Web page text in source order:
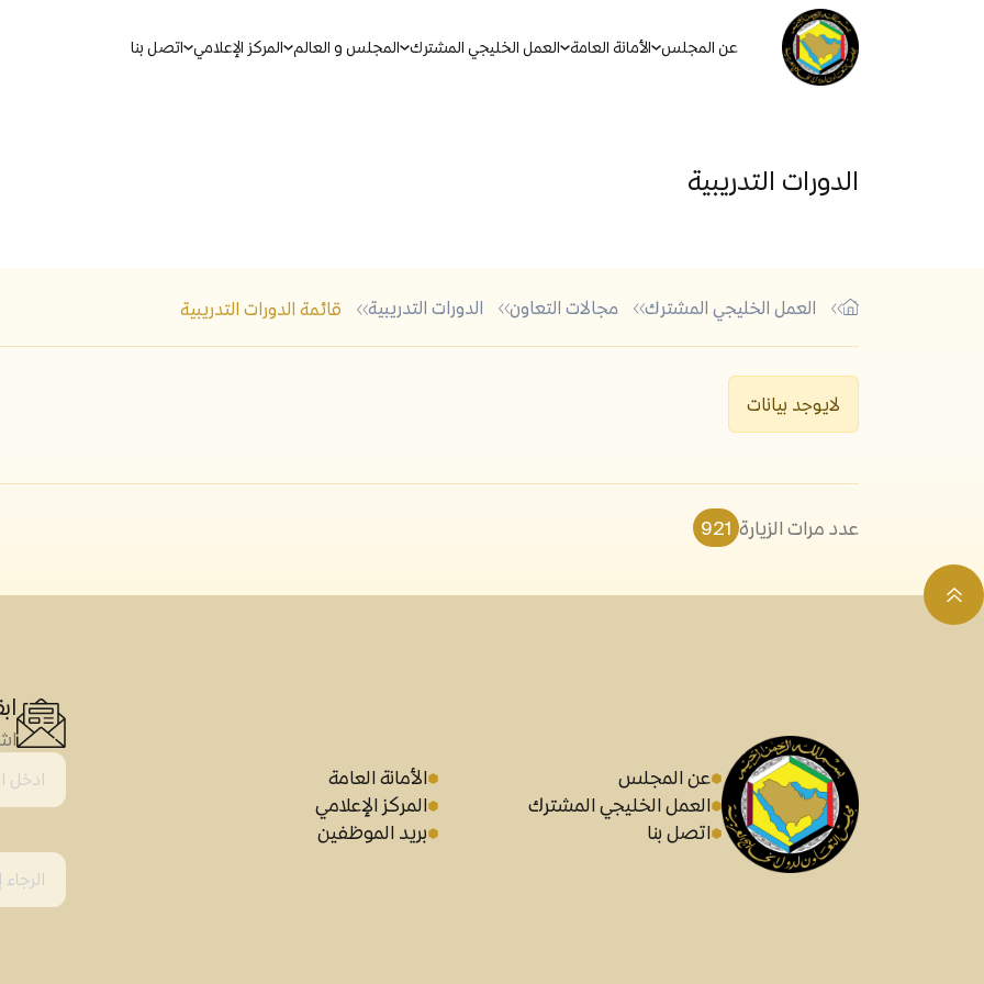
عن المجلس الأمانة العامة العمل الخليجي المشترك المجلس و العالم المركز الإعلامي اتصل بنا
الدورات التدريبية
العمل الخليجي المشترك مجالات التعاون الدورات التدريبية قائمة الدورات التدريبية
لايوجد بيانات
عدد مرات الزيارة 921
عن المجلس
الأمانة العامة
العمل الخليجي المشترك
المركز الإعلامي
اتصل بنا
بريد الموظفين
أكثر الكلمات الشائعة في البحث